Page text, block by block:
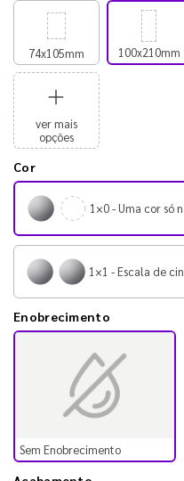
74x105mm 100x210mm
ver mais
opções
Cor
1×0 - Uma cor só
1×1 - Escala de
Enobrecimento
Sem Enobrecimento